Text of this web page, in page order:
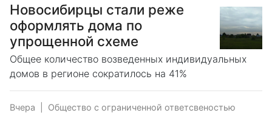
Новосибирцы стали реже
оформлять дома по
упрощенной схеме
Общее количество возведенных индивидуальных
домов в регионе сократилось на 41%
Вчера
Общество с ограниченной ответсвеностью